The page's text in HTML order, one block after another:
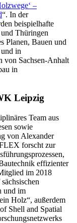
–
“. In der
beispielhafte
Thüringen
Planen, Bauen und
in
von Sachsen-Anhalt
in
Leipzig
Team aus
sowie
von Alexander
forscht zur
effizienter
im 2018
und im
Holz“, außerdem
Shell and Spatial